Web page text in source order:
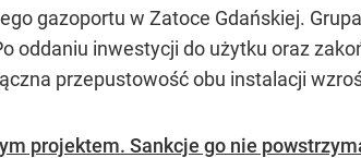
gazoportu w Zatoce Gdańskiej.
oddaniu inwestycji do użytku oraz
przepustowość obu instalacji
projektem. Sankcje go nie